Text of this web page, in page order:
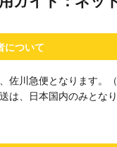
について
佐川急便となります。
は、日本国内のみとなり